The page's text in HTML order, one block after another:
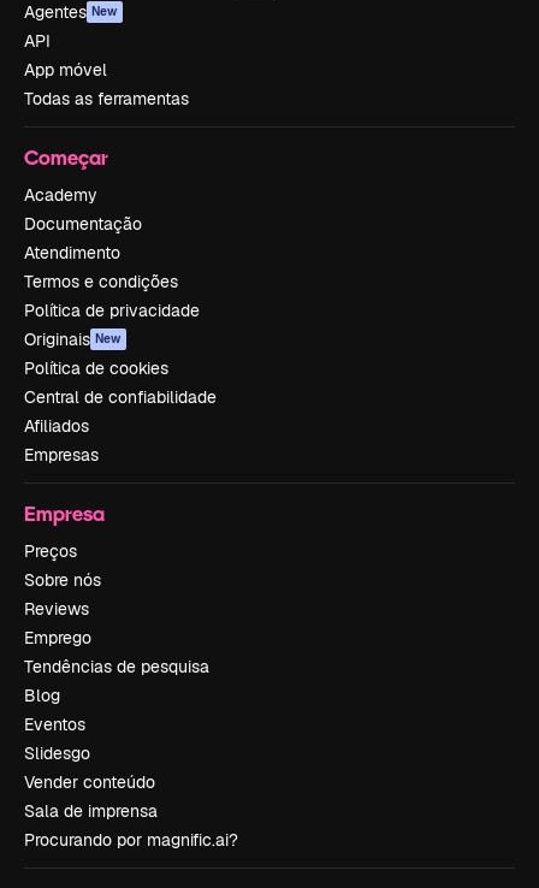
Agentes New
API
App móvel
Todas as ferramentas
Começar
Academy
Documentação
Atendimento
Termos e condições
Política de privacidade
Originais New
Política de cookies
Central de confiabilidade
Afiliados
Empresas
Empresa
Preços
Sobre nós
Reviews
Emprego
Tendências de pesquisa
Blog
Eventos
Slidesgo
Vender conteúdo
Sala de imprensa
Procurando por magnific.ai?